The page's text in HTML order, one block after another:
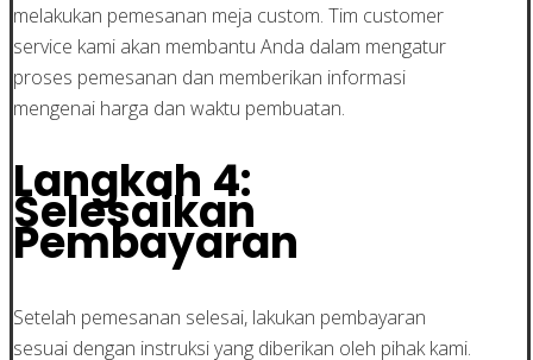
melakukan pemesanan meja custom. Tim customer
service kami akan membantu Anda dalam mengatur
proses pemesanan dan memberikan informasi
mengenai harga dan waktu pembuatan.
Langkah 4:
Selesaikan
Pembayaran
Setelah pemesanan selesai, lakukan pembayaran
sesuai dengan instruksi yang diberikan oleh pihak kami.